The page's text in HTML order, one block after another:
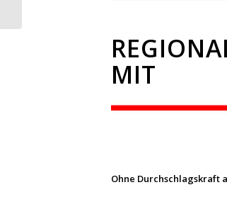
MIT
Ohne Durchschlagskraft